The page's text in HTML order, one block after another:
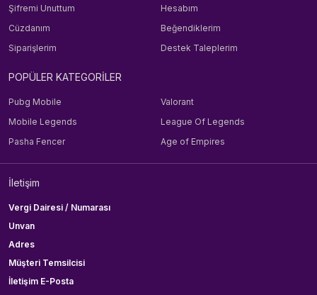
Şifremi Unuttum
Hesabım
Cüzdanım
Beğendiklerim
Siparişlerim
Destek Taleplerim
POPÜLER KATEGORİLER
Pubg Mobile
Valorant
Mobile Legends
League Of Legends
Pasha Fencer
Age of Empires
İletişim
Vergi Dairesi / Numarası
Unvan
Adres
Müşteri Temsilcisi
İletişim E-Posta